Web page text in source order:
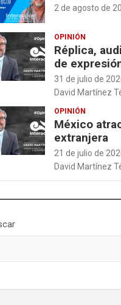
2 de agosto de
OPINIÓN
Réplica,
de
31 de julio de
David Martínez
OPINIÓN
México
extranjera
21 de julio de
David Martínez